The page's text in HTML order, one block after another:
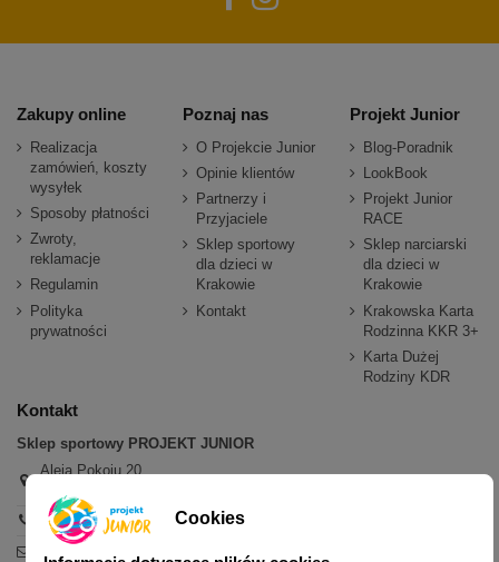
Zakupy online
Realizacja
zamówień, koszty
wysyłek
Sposoby płatności
Zwroty,
reklamacje
Regulamin
Polityka
prywatności
Poznaj nas
O Projekcie Junior
Opinie klientów
Partnerzy i
Przyjaciele
Sklep sportowy
dla dzieci w
Krakowie
Kontakt
Projekt Junior
Blog-Poradnik
LookBook
Projekt Junior
RACE
Sklep narciarski
dla dzieci w
Krakowie
Krakowska Karta
Rodzinna KKR 3+
Karta Dużej
Rodziny KDR
Kontakt
Sklep sportowy PROJEKT JUNIOR
Aleja Pokoju 20,
+48 600 779 897
Cookies